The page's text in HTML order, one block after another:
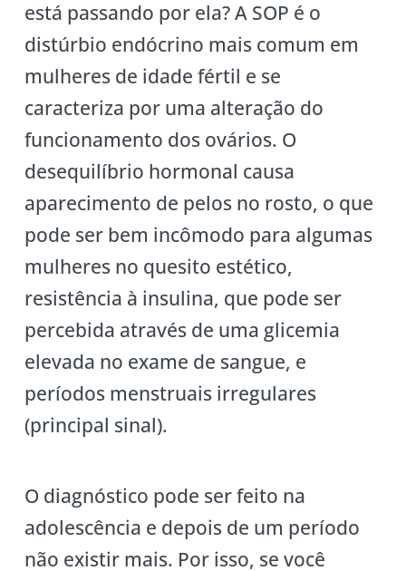
está passando por ela? A SOP é o
distúrbio endócrino mais comum em
mulheres de idade fértil e se
caracteriza por uma alteração do
funcionamento dos ovários. O
desequilíbrio hormonal causa
aparecimento de pelos no rosto, o que
pode ser bem incômodo para algumas
mulheres no quesito estético,
resistência à insulina, que pode ser
percebida através de uma glicemia
elevada no exame de sangue, e
períodos menstruais irregulares
(principal sinal).
O diagnóstico pode ser feito na
adolescência e depois de um período
não existir mais. Por isso, se você